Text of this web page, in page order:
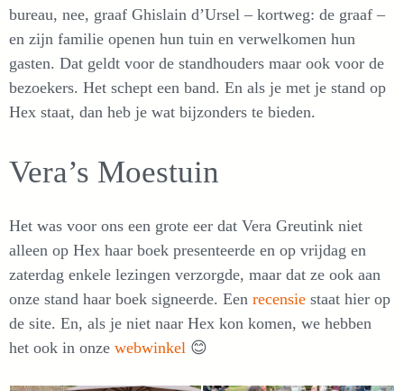
bureau, nee, graaf Ghislain d’Ursel – kortweg: de graaf –
en zijn familie openen hun tuin en verwelkomen hun
gasten. Dat geldt voor de standhouders maar ook voor de
bezoekers. Het schept een band. En als je met je stand op
Hex staat, dan heb je wat bijzonders te bieden.
Vera’s Moestuin
Het was voor ons een grote eer dat Vera Greutink niet
alleen op Hex haar boek presenteerde en op vrijdag en
zaterdag enkele lezingen verzorgde, maar dat ze ook aan
onze stand haar boek signeerde. Een recensie staat hier op
de site. En, als je niet naar Hex kon komen, we hebben
het ook in onze webwinkel 😊